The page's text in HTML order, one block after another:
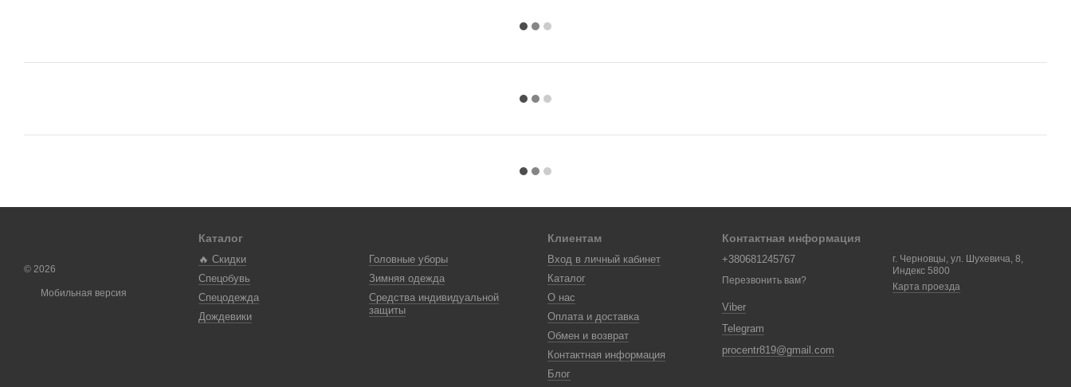
© 2026
Мобильная версия
Каталог
🔥 Скидки
Спецобувь
Спецодежда
Дождевики
Головные уборы
Зимняя одежда
Средства индивидуальной
защиты
Клиентам
Вход в личный кабинет
Каталог
О нас
Оплата и доставка
Обмен и возврат
Контактная информация
Блог
Контактная информация
+380681245767
Перезвонить вам?
Viber
Telegram
procentr819@gmail.com
г. Черновцы, ул. Шухевича, 8,
Индекс 5800
Карта проезда